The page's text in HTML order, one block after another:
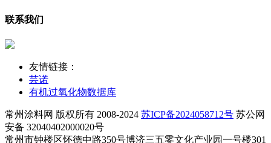
联系我们
友情链接：
芸诺
有机过氧化物数据库
常州涂料网 版权所有 2008-2024 苏ICP备2024058712号 苏公网
安备 32040402000020号
常州市钟楼区怀德中路350号博济三五零文化产业园一号楼301